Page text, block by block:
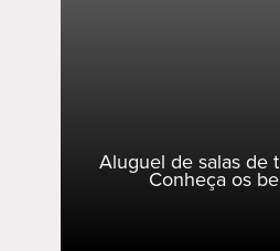
Aluguel de salas de
Conheça os